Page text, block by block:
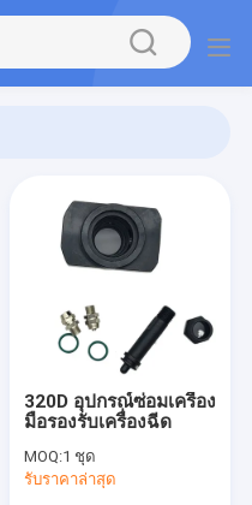
320D อุปกรณ์ซ่อมเครื่อง
มือรองรับเครื่องฉีด
MOQ:1 ชุด
รับราคาล่าสุด